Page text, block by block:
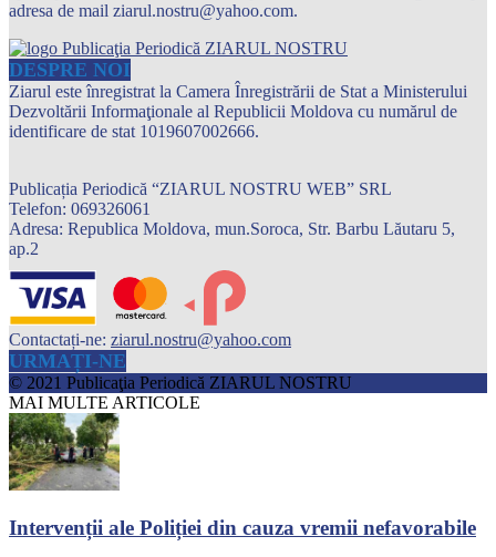
adresa de mail ziarul.nostru@yahoo.com.
DESPRE NOI
Ziarul este înregistrat la Camera Înregistrării de Stat a Ministerului
Dezvoltării Informaţionale al Republicii Moldova cu numărul de
identificare de stat 1019607002666.
Publicația Periodică “ZIARUL NOSTRU WEB” SRL
Telefon: 069326061
Adresa: Republica Moldova, mun.Soroca, Str. Barbu Lăutaru 5,
ap.2
Contactați-ne: ziarul.nostru@yahoo.com
URMAȚI-NE
© 2021 Publicaţia Periodică ZIARUL NOSTRU
MAI MULTE ARTICOLE
Intervenții ale Poliției din cauza vremii nefavorabile